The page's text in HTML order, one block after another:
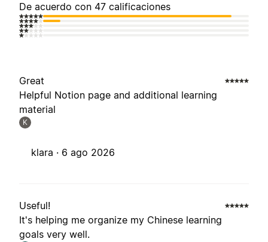
De acuerdo con 47 calificaciones
Great
Helpful Notion page and additional learning
material
K
klara · 6 ago 2026
Useful!
It's helping me organize my Chinese learning
goals very well.